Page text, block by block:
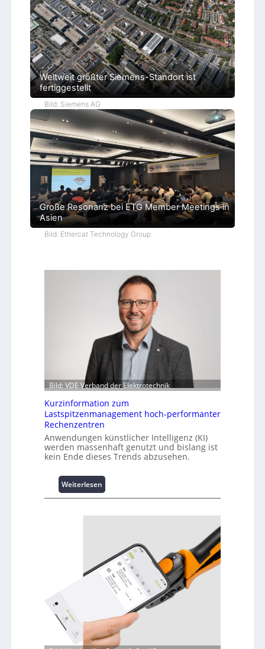
Weltweit größter Siemens-Standort ist
fertiggestellt
Bild: Siemens AG
Große Resonanz bei ETG Member Meetings in
Asien
Bild: Ethercat Technology Group
Bild: VDE Verband der Elektrotechnik
Kurzinformation zum
Lastspitzenmanagement hoch-performanter
Rechenzentren
Anwendungen künstlicher Intelligenz (KI)
werden massenhaft genutzt und bislang ist
kein Ende dieses Trends abzusehen.
Weiterlesen:
K
r
f
t
i
o